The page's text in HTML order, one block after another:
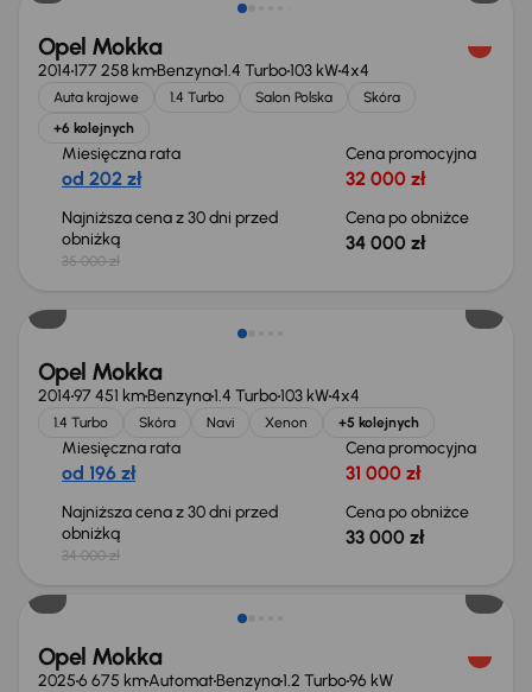
Opel Mokka
2014177 258 kmBenzyna1.4 Turbo103 kW4x4
Auta krajowe 1.4 Turbo Salon Polska
Skóra
+6 kolejnych
Miesięczna rata
od 202 zł
Cena promocyjna
32 000 zł
Najniższa cena z 30 dni przed
obniżką
35 000 zł
Cena po obniżce
34 000 zł
Opel Mokka
201497 451 kmBenzyna1.4 Turbo103 kW4x4
1.4 Turbo Skóra Navi Xenon +5 kolejnych
Miesięczna rata
od 196 zł
Cena promocyjna
31 000 zł
Najniższa cena z 30 dni przed
obniżką
34 000 zł
Cena po obniżce
33 000 zł
Od nowego taniej o 19 999 zł
Opel Mokka
20256 675 kmAutomatBenzyna1.2 Turbo96 kW